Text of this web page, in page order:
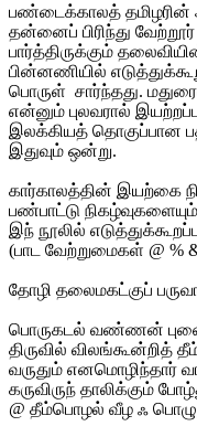
பண்டைக்காலத்
தன்னைப் பிரிந்து
பார்த்திருக்கும்
பின்னணியில்
பொருள் சார்ந்தது.
என்னும் புலவரால்
இலக்கியத் தொகுப்பான
இதுவும் ஒன்று.
கார்காலத்தின் இயற்கை
பண்பாட்டு
இந் நூலில்
(பாட வேற்றுமைகள் @ %
தோழி தலைமகட்குப்
பொருகடல் வண்ணன்
திருவில் விலங்கூன்றித்
வருதும் எனமொழிந்தார்
கருவிருந் தாலிக்கும்
@ தீம்பொழல் வீழ ஃ